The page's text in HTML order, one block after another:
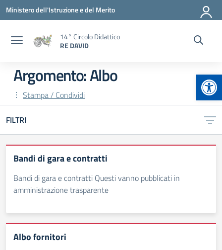
Vai ai contenuti
Vai al menu di navigazione
Vai al footer
Ministero dell'Istruzione e del Merito
14° Circolo Didattico
RE DAVID
Argomento: Albo
Stampa / Condividi
FILTRI
Bandi di gara e contratti
Bandi di gara e contratti Questi vanno pubblicati in
amministrazione trasparente
Albo fornitori